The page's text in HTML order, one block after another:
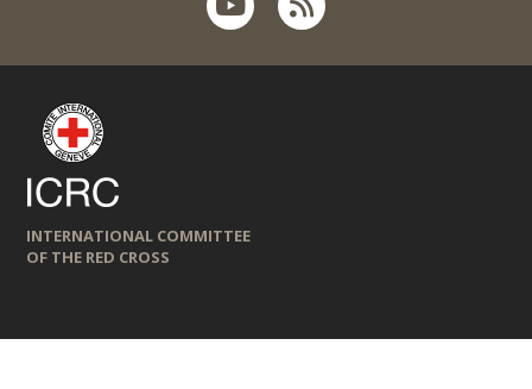
INTERNATIONAL COMMITTEE
OF THE RED CROSS